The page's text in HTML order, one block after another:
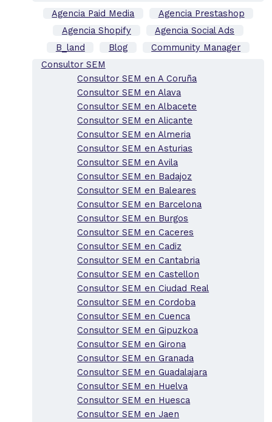
Agencia Paid Media
Agencia Prestashop
Agencia Shopify
Agencia Social Ads
B_land
Blog
Community Manager
Consultor SEM
Consultor SEM en A Coruña
Consultor SEM en Alava
Consultor SEM en Albacete
Consultor SEM en Alicante
Consultor SEM en Almeria
Consultor SEM en Asturias
Consultor SEM en Avila
Consultor SEM en Badajoz
Consultor SEM en Baleares
Consultor SEM en Barcelona
Consultor SEM en Burgos
Consultor SEM en Caceres
Consultor SEM en Cadiz
Consultor SEM en Cantabria
Consultor SEM en Castellon
Consultor SEM en Ciudad Real
Consultor SEM en Cordoba
Consultor SEM en Cuenca
Consultor SEM en Gipuzkoa
Consultor SEM en Girona
Consultor SEM en Granada
Consultor SEM en Guadalajara
Consultor SEM en Huelva
Consultor SEM en Huesca
Consultor SEM en Jaen